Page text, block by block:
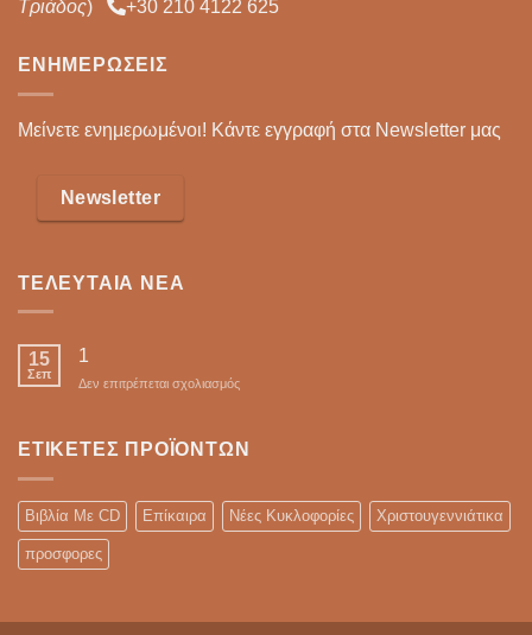
Τριάδος) +30 210 4122 625
ΕΝΗΜΕΡΏΣΕΙΣ
Μείνετε ενημερωμένοι! Κάντε εγγραφή στα Newsletter μας
Newsletter
ΤΕΛΕΥΤΑΊΑ ΝΈΑ
15
Σεπ
1
Δεν επιτρέπεται σχολιασμόςστο
ΕΤΙΚΈΤΕΣ ΠΡΟΪΌΝΤΩΝ
Βιβλία Με CD Επίκαιρα Νέες Κυκλοφορίες Χριστουγεννιάτικα
προσφορες